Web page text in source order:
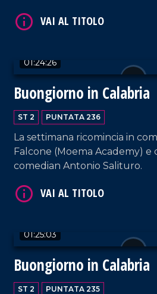
01:24:26
Buongiorno in Calabria
ST 2 PUNTATA 236
La settimana ricomincia in
Falcone (Moema Academy)
comedian Antonio Salituro.
01:25:03
Buongiorno in Calabria
ST 2 PUNTATA 235
VAI AL TITOLO